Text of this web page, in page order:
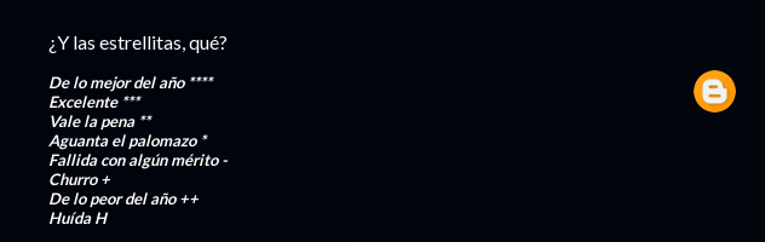
¿Y las estrellitas, qué?
De lo mejor del año ****
Excelente***
Vale la pena **
Aguanta el palomazo *
Fallida con algún mérito-
Churro+
De lo peor del año++
HuídaH